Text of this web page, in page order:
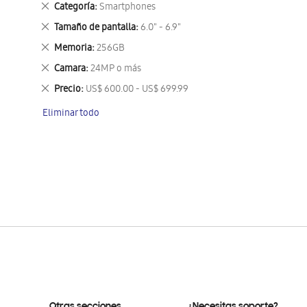
Categoría Smartphones
Eliminar
este
artículo
Tamaño de pantalla 6.0" - 6.9"
Eliminar
este
artículo
Memoria 256GB
Eliminar
este
artículo
Camara 24MP o más
Eliminar
este
artículo
Precio US$ 600.00 - US$ 699.99
Eliminar
artículo
Eliminar todo